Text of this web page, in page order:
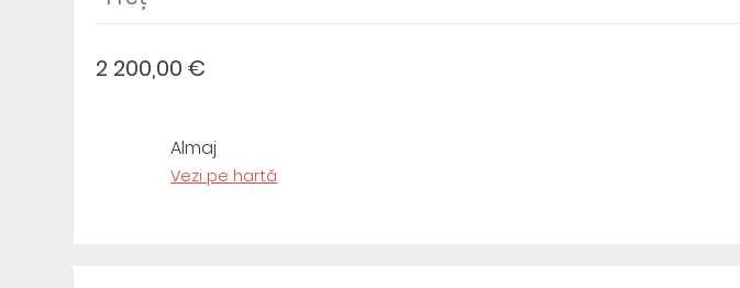
2 200,00 €
Almaj
Vezi pe hartă